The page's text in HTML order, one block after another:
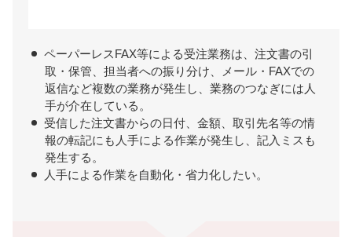
ペーパーレスFAX等による受注業務は、注文書の引
取・保管、担当者への振り分け、メール・FAXでの
返信など複数の業務が発生し、業務のつなぎには人
手が介在している。
受信した注文書からの日付、金額、取引先名等の情
報の転記にも人手による作業が発生し、記入ミスも
発生する。
人手による作業を自動化・省力化したい。